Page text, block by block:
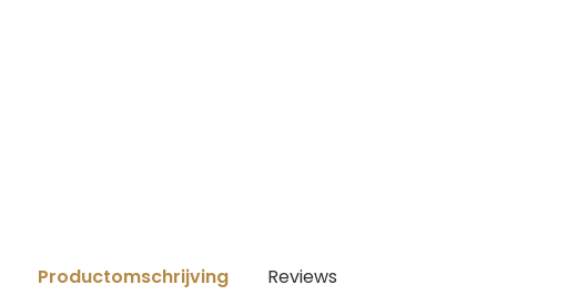
Productomschrijving Reviews